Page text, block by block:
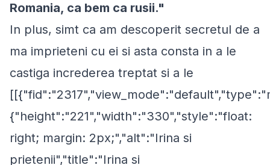
Romania, ca bem ca rusii."
In plus, simt ca am descoperit secretul de a
ma imprieteni cu ei si asta consta in a le
castiga increderea treptat si a le
{"height":"221","width":"330","style":"float:
right; margin: 2px;","alt":"Irina si
prietenii","title":"Irina si